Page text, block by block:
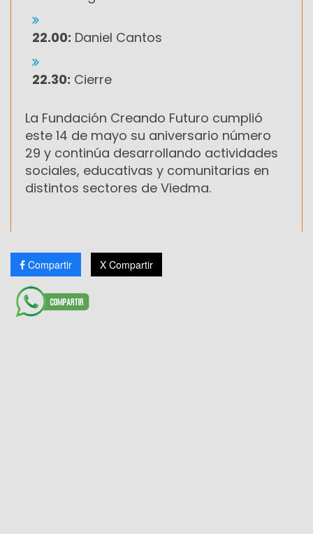
22.00: Daniel Cantos
22.30: Cierre
La Fundación Creando Futuro cumplió
este 14 de mayo su aniversario número
29 y continúa desarrollando actividades
sociales, educativas y comunitarias en
distintos sectores de Viedma.
Compartir X Compartir